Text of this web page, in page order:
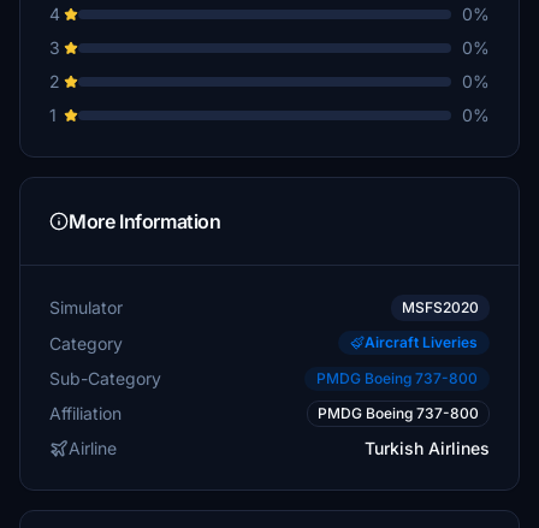
4
0%
3
0%
2
0%
1
0%
More Information
Simulator MSFS2020
Category Aircraft Liveries
Sub-Category PMDG Boeing 737-800
Affiliation PMDG Boeing 737-800
Airline Turkish Airlines